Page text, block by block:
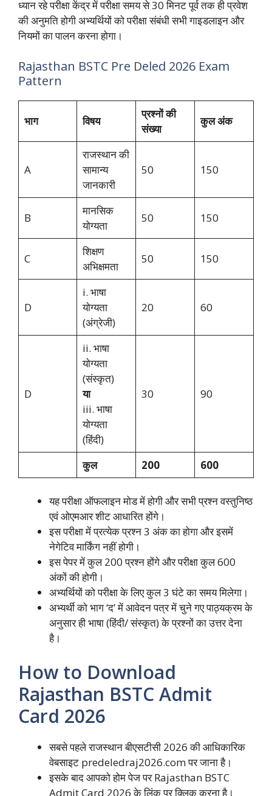
ध्यान रहे परीक्षा केंद्र में परीक्षा समय से 30 मिनट पूर्व तक ही प्रवेश
की अनुमति होगी अभ्यर्थियों को परीक्षा संबंधी सभी गाइडलाइन और
नियमों का पालन करना होगा।
Rajasthan BSTC Pre Deled 2026 Exam
Pattern
भाग विषय
प्रश्नों की
संख्या
कुल अंक
A
राजस्थान की
सामान्य
जानकारी
50 150
B
मानसिक
योग्यता
50 150
C
शिक्षण
अभिक्षमता
50 150
D
i. भाषा
योग्यता
(अंग्रेजी)
20 60
D
ii. भाषा
योग्यता
(संस्कृत)
या
iii. भाषा
योग्यता
(हिंदी)
30 90
कुल 200 600
यह परीक्षा ऑफलाइन मोड में होगी और सभी प्रश्न वस्तुनिष्ठ
एवं ओएमआर शीट आधारित होंगे।
इस परीक्षा में प्रत्येक प्रश्न 3 अंक का होगा और इसमें
नेगेटिव मार्किंग नहीं होगी।
इस पेपर में कुल 200 प्रश्न होंगे और परीक्षा कुल 600
अंकों की होगी।
अभ्यर्थियों को परीक्षा के लिए कुल 3 घंटे का समय मिलेगा।
अभ्यर्थी को भाग ‘द’ में आवेदन पत्र में चुने गए पाठ्यक्रम के
अनुसार ही भाषा (हिंदी/ संस्कृत) के प्रश्नों का उत्तर देना
है।
How to Download
Rajasthan BSTC Admit
Card 2026
सबसे पहले राजस्थान बीएसटीसी 2026 की आधिकारिक
वेबसाइट predeledraj2026.com पर जाना है।
इसके बाद आपको होम पेज पर Rajasthan BSTC
Admit Card 2026 के लिंक पर क्लिक करना है।